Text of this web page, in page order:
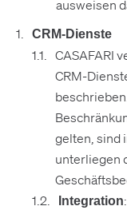
ausweisen
CRM-Dienste
CASAFARI
CRM-
gelten, sind
unterliegen
Integration